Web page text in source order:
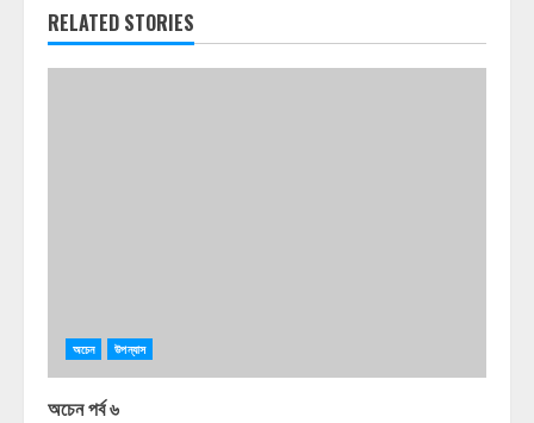
RELATED STORIES
অচেন উপন্যাস
অচেন পর্ব ৬